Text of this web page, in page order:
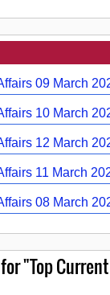
09 March
10 March
12 March
11 March
08 March
"Top